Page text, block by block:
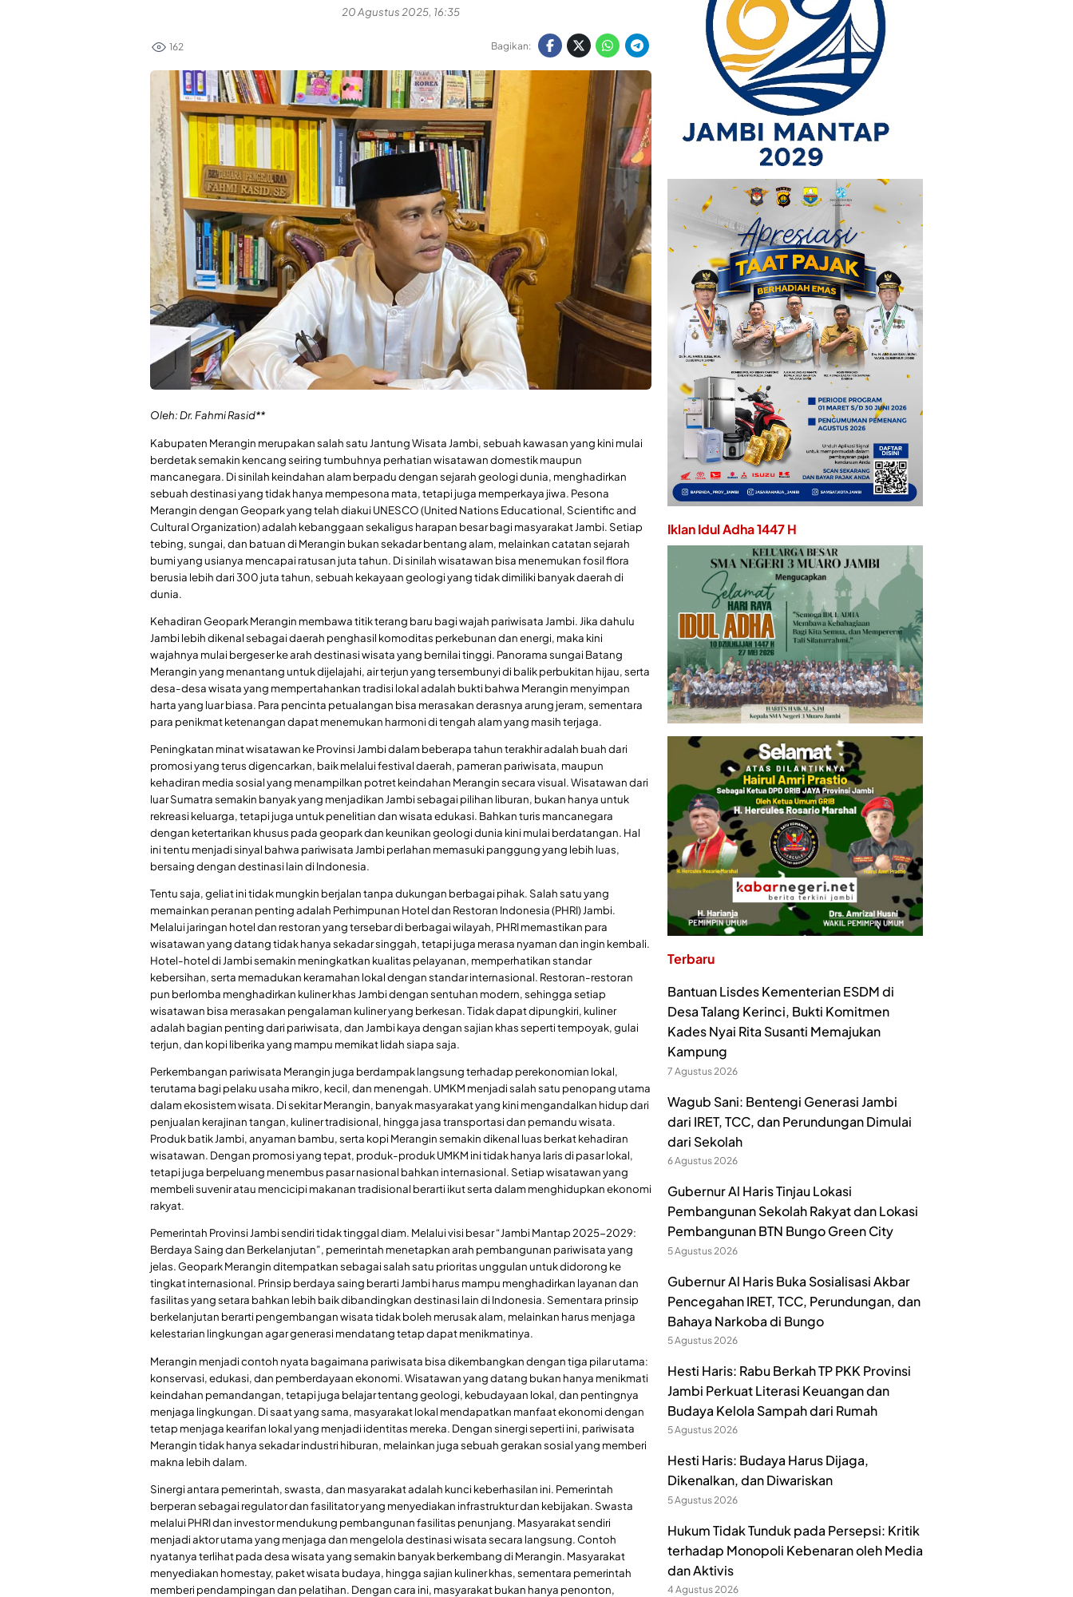
20 Agustus 2025, 16:35
162 Bagikan:
Oleh: Dr. Fahmi Rasid**
Kabupaten Merangin merupakan salah satu Jantung Wisata Jambi, sebuah kawasan yang kini mulai
berdetak semakin kencang seiring tumbuhnya perhatian wisatawan domestik maupun
mancanegara. Di sinilah keindahan alam berpadu dengan sejarah geologi dunia, menghadirkan
sebuah destinasi yang tidak hanya mempesona mata, tetapi juga memperkaya jiwa. Pesona
Merangin dengan Geopark yang telah diakui UNESCO (United Nations Educational, Scientific and
Cultural Organization) adalah kebanggaan sekaligus harapan besar bagi masyarakat Jambi. Setiap
tebing, sungai, dan batuan di Merangin bukan sekadar bentang alam, melainkan catatan sejarah
bumi yang usianya mencapai ratusan juta tahun. Di sinilah wisatawan bisa menemukan fosil flora
berusia lebih dari 300 juta tahun, sebuah kekayaan geologi yang tidak dimiliki banyak daerah di
dunia.
Kehadiran Geopark Merangin membawa titik terang baru bagi wajah pariwisata Jambi. Jika dahulu
Jambi lebih dikenal sebagai daerah penghasil komoditas perkebunan dan energi, maka kini
wajahnya mulai bergeser ke arah destinasi wisata yang bernilai tinggi. Panorama sungai Batang
Merangin yang menantang untuk dijelajahi, air terjun yang tersembunyi di balik perbukitan hijau, serta
desa-desa wisata yang mempertahankan tradisi lokal adalah bukti bahwa Merangin menyimpan
harta yang luar biasa. Para pencinta petualangan bisa merasakan derasnya arung jeram, sementara
para penikmat ketenangan dapat menemukan harmoni di tengah alam yang masih terjaga.
Peningkatan minat wisatawan ke Provinsi Jambi dalam beberapa tahun terakhir adalah buah dari
promosi yang terus digencarkan, baik melalui festival daerah, pameran pariwisata, maupun
kehadiran media sosial yang menampilkan potret keindahan Merangin secara visual. Wisatawan dari
luar Sumatra semakin banyak yang menjadikan Jambi sebagai pilihan liburan, bukan hanya untuk
rekreasi keluarga, tetapi juga untuk penelitian dan wisata edukasi. Bahkan turis mancanegara
dengan ketertarikan khusus pada geopark dan keunikan geologi dunia kini mulai berdatangan. Hal
ini tentu menjadi sinyal bahwa pariwisata Jambi perlahan memasuki panggung yang lebih luas,
bersaing dengan destinasi lain di Indonesia.
Tentu saja, geliat ini tidak mungkin berjalan tanpa dukungan berbagai pihak. Salah satu yang
memainkan peranan penting adalah Perhimpunan Hotel dan Restoran Indonesia (PHRI) Jambi.
Melalui jaringan hotel dan restoran yang tersebar di berbagai wilayah, PHRI memastikan para
wisatawan yang datang tidak hanya sekadar singgah, tetapi juga merasa nyaman dan ingin kembali.
Hotel-hotel di Jambi semakin meningkatkan kualitas pelayanan, memperhatikan standar
kebersihan, serta memadukan keramahan lokal dengan standar internasional. Restoran-restoran
pun berlomba menghadirkan kuliner khas Jambi dengan sentuhan modern, sehingga setiap
wisatawan bisa merasakan pengalaman kuliner yang berkesan. Tidak dapat dipungkiri, kuliner
adalah bagian penting dari pariwisata, dan Jambi kaya dengan sajian khas seperti tempoyak, gulai
terjun, dan kopi liberika yang mampu memikat lidah siapa saja.
Perkembangan pariwisata Merangin juga berdampak langsung terhadap perekonomian lokal,
terutama bagi pelaku usaha mikro, kecil, dan menengah. UMKM menjadi salah satu penopang utama
dalam ekosistem wisata. Di sekitar Merangin, banyak masyarakat yang kini mengandalkan hidup dari
penjualan kerajinan tangan, kuliner tradisional, hingga jasa transportasi dan pemandu wisata.
Produk batik Jambi, anyaman bambu, serta kopi Merangin semakin dikenal luas berkat kehadiran
wisatawan. Dengan promosi yang tepat, produk-produk UMKM ini tidak hanya laris di pasar lokal,
tetapi juga berpeluang menembus pasar nasional bahkan internasional. Setiap wisatawan yang
membeli suvenir atau mencicipi makanan tradisional berarti ikut serta dalam menghidupkan ekonomi
rakyat.
Pemerintah Provinsi Jambi sendiri tidak tinggal diam. Melalui visi besar “Jambi Mantap 2025-2029:
Berdaya Saing dan Berkelanjutan”, pemerintah menetapkan arah pembangunan pariwisata yang
jelas. Geopark Merangin ditempatkan sebagai salah satu prioritas unggulan untuk didorong ke
tingkat internasional. Prinsip berdaya saing berarti Jambi harus mampu menghadirkan layanan dan
fasilitas yang setara bahkan lebih baik dibandingkan destinasi lain di Indonesia. Sementara prinsip
berkelanjutan berarti pengembangan wisata tidak boleh merusak alam, melainkan harus menjaga
kelestarian lingkungan agar generasi mendatang tetap dapat menikmatinya.
Merangin menjadi contoh nyata bagaimana pariwisata bisa dikembangkan dengan tiga pilar utama:
konservasi, edukasi, dan pemberdayaan ekonomi. Wisatawan yang datang bukan hanya menikmati
keindahan pemandangan, tetapi juga belajar tentang geologi, kebudayaan lokal, dan pentingnya
menjaga lingkungan. Di saat yang sama, masyarakat lokal mendapatkan manfaat ekonomi dengan
tetap menjaga kearifan lokal yang menjadi identitas mereka. Dengan sinergi seperti ini, pariwisata
Merangin tidak hanya sekadar industri hiburan, melainkan juga sebuah gerakan sosial yang memberi
makna lebih dalam.
Sinergi antara pemerintah, swasta, dan masyarakat adalah kunci keberhasilan ini. Pemerintah
berperan sebagai regulator dan fasilitator yang menyediakan infrastruktur dan kebijakan. Swasta
melalui PHRI dan investor mendukung pembangunan fasilitas penunjang. Masyarakat sendiri
menjadi aktor utama yang menjaga dan mengelola destinasi wisata secara langsung. Contoh
nyatanya terlihat pada desa wisata yang semakin banyak berkembang di Merangin. Masyarakat
menyediakan homestay, paket wisata budaya, hingga sajian kuliner khas, sementara pemerintah
memberi pendampingan dan pelatihan. Dengan cara ini, masyarakat bukan hanya penonton,
Iklan Idul Adha 1447 H
Terbaru
Bantuan Lisdes Kementerian ESDM di
Desa Talang Kerinci, Bukti Komitmen
Kades Nyai Rita Susanti Memajukan
Kampung
7 Agustus 2026
Wagub Sani: Bentengi Generasi Jambi
dari IRET, TCC, dan Perundungan Dimulai
dari Sekolah
6 Agustus 2026
Gubernur Al Haris Tinjau Lokasi
Pembangunan Sekolah Rakyat dan Lokasi
Pembangunan BTN Bungo Green City
5 Agustus 2026
Gubernur Al Haris Buka Sosialisasi Akbar
Pencegahan IRET, TCC, Perundungan, dan
Bahaya Narkoba di Bungo
5 Agustus 2026
Hesti Haris: Rabu Berkah TP PKK Provinsi
Jambi Perkuat Literasi Keuangan dan
Budaya Kelola Sampah dari Rumah
5 Agustus 2026
Hesti Haris: Budaya Harus Dijaga,
Dikenalkan, dan Diwariskan
5 Agustus 2026
Hukum Tidak Tunduk pada Persepsi: Kritik
terhadap Monopoli Kebenaran oleh Media
dan Aktivis
4 Agustus 2026